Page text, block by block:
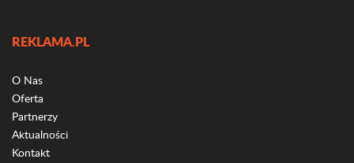
REKLAMA.PL
O Nas
Oferta
Partnerzy
Aktualności
Kontakt